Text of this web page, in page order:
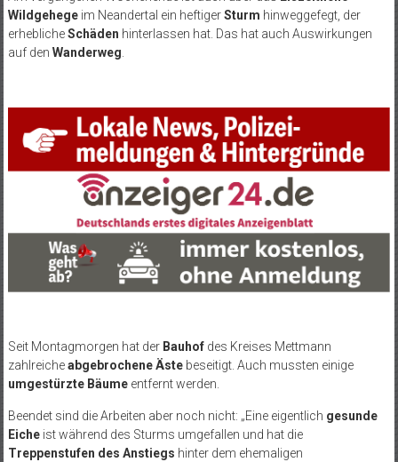
Wildgehegeim Neandertal ein heftigerSturm hinweggefegt, der
erheblicheSchäden hinterlassen hat. Das hat auch Auswirkungen
auf den Wanderweg
Seit Montagmorgen hat der Bauhofdes Kreises Mettmann
zahlreicheabgebrochene Ästebeseitigt. Auch mussten einige
umgestürzte Bäume entfernt werden.
Beendet sind die Arbeiten aber noch nicht: „Eine eigentlich gesunde
Eicheist während des Sturms umgefallen und hat die
Treppenstufen des Anstiegs hinter dem ehemaligen